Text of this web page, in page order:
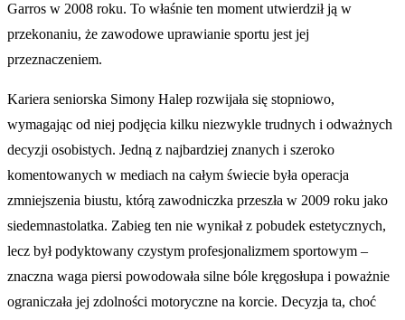
Garros w 2008 roku. To właśnie ten moment utwierdził ją w
przekonaniu, że zawodowe uprawianie sportu jest jej
przeznaczeniem.
Kariera seniorska Simony Halep rozwijała się stopniowo,
wymagając od niej podjęcia kilku niezwykle trudnych i odważnych
decyzji osobistych. Jedną z najbardziej znanych i szeroko
komentowanych w mediach na całym świecie była operacja
zmniejszenia biustu, którą zawodniczka przeszła w 2009 roku jako
siedemnastolatka. Zabieg ten nie wynikał z pobudek estetycznych,
lecz był podyktowany czystym profesjonalizmem sportowym –
znaczna waga piersi powodowała silne bóle kręgosłupa i poważnie
ograniczała jej zdolności motoryczne na korcie. Decyzja ta, choć